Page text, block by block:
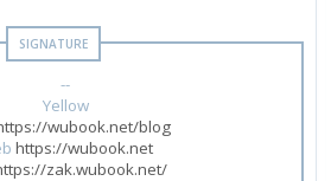
--
Yellow
wubook.net/blog
https://wubook.net
zak.wubook.net/